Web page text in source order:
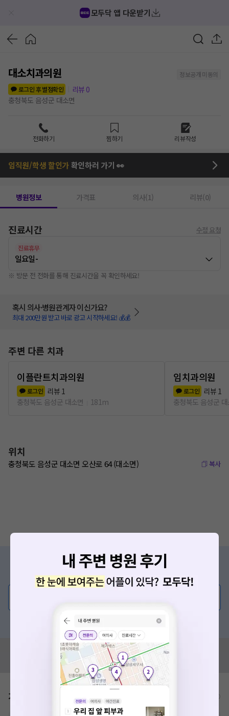
모두닥 앱 다운받기
대소치과의원
정보공개 미동의
로그인 후 별점확인
리뷰 0
충청북도 음성군 대소면
전화하기 찜하기 리뷰작성
임직원/학생 할인가확인하러 가기 👀
병원정보 가격표 의사(1) 리뷰(0)
진료시간 수정 요청
진료휴무
일요일-
※ 방문 전 전화를 통해 진료시간을 꼭 확인하세요!
혹시 의사·병원관계자 이신가요?
최대 200만원 받고 바로 광고 시작하세요! 💰💰
주변 다른 치과
이플란트치과의원
로그인 리뷰 1
충청북도 음성군 대소면
181m
임치과의원
로그인 리뷰 1
충청북도 음성군
위치
충청북도 음성군 대소면 오산로 64 (대소면) 복사
증상/치료, 궁금한 점이 있나요?
의사가 직접 답해드려요!
혹은, 의료상담 서비스에 다양한 게시글 보러가기
혹시 잘못된 병원정보가 있나요?
모두닥 팀에 알려주세요!
가격표